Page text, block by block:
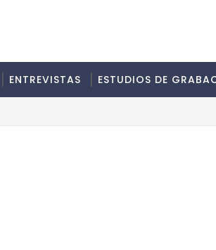
ENTREVISTAS ESTUDIOS DE